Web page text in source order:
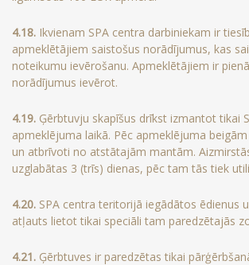
4.18. Ikvienam SPA centra darbiniekam ir
apmeklētājiem saistošus norādījumus, kas
noteikumu ievērošanu. Apmeklētājiem ir
norādījumus ievērot.
4.19. Ģērbtuvju skapīšus drīkst izmantot tikai
apmeklējuma laikā. Pēc apmeklējuma
un atbrīvoti no atstātajām mantām.
uzglabātas 3 (trīs) dienas, pēc tam tās tiek
4.20. SPA centra teritorijā iegādātos ēdienus
atļauts lietot tikai speciāli tam paredzētajās
4.21. Ģērbtuves ir paredzētas tikai